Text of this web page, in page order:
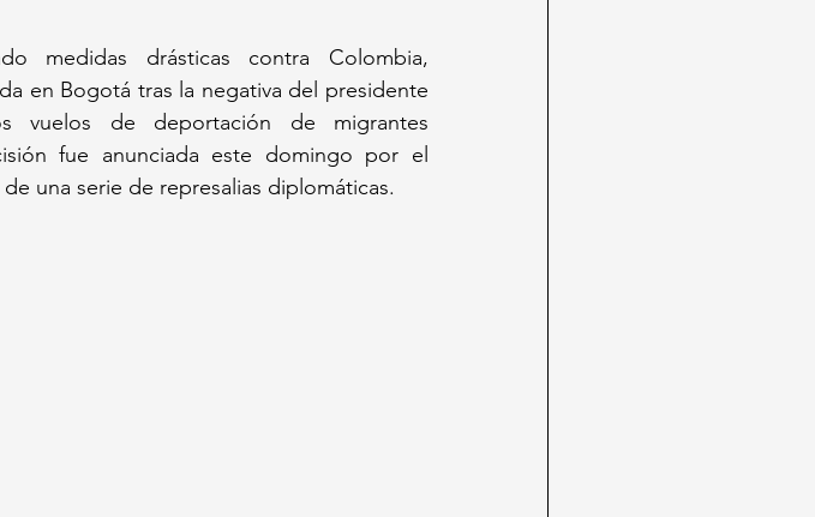
medidas drásticas contra Colombia,
en Bogotá tras la negativa del presidente
vuelos de deportación de migrantes
fue anunciada este domingo por el
una serie de represalias diplomáticas.